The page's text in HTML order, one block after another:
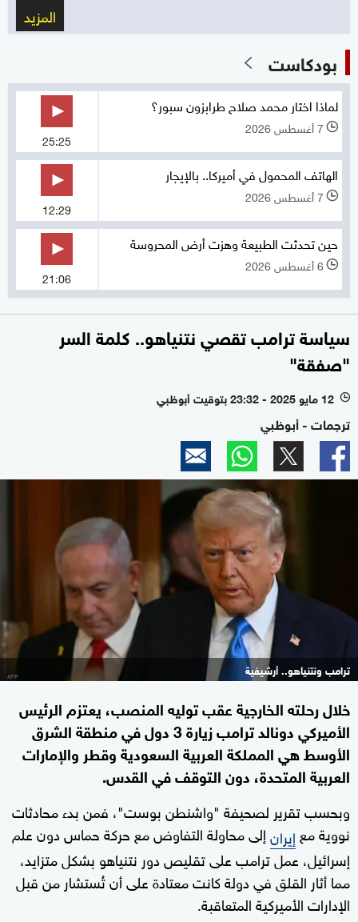
المزيد
بودكاست
لماذا اختار محمد صلاح طرابزون سبور؟
l 7 أغسطس 2026
25:25
الهاتف المحمول في أميركا.. بالإيجار
l 7 أغسطس 2026
12:29
حين تحدثت الطبيعة وهزت أرض المحروسة
l 6 أغسطس 2026
21:06
سياسة ترامب تقصي نتنياهو.. كلمة السر
"صفقة"
l 12 مايو 2025 - 23:32 بتوقيت أبوظبي
ترجمات - أبوظبي
ترامب ونتنياهو.. أرشيفية
خلال رحلته الخارجية عقب توليه المنصب، يعتزم الرئيس
الأميركي دونالد ترامب زيارة 3 دول في منطقة الشرق
الأوسط هي المملكة العربية السعودية وقطر والإمارات
العربية المتحدة، دون التوقف في القدس.
وبحسب تقرير لصحيفة "واشنطن بوست"، فمن بدء محادثات
نووية مع إيرانإلى محاولة التفاوض مع حركة حماس دون علم
إسرائيل، عمل ترامب على تقليص دور نتنياهو بشكل متزايد،
مما أثار القلق في دولة كانت معتادة على أن تُستشار من قبل
الإدارات الأميركية المتعاقبة.